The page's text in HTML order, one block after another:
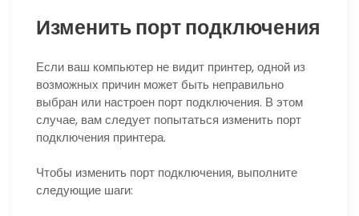
Изменить порт подключения
Если ваш компьютер не видит принтер, одной из
возможных причин может быть неправильно
выбран или настроен порт подключения. В этом
случае, вам следует попытаться изменить порт
подключения принтера.
Чтобы изменить порт подключения, выполните
следующие шаги: